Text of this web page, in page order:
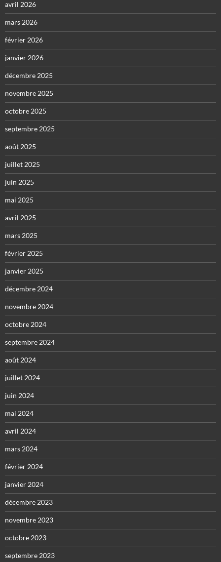
avril 2026
mars 2026
février 2026
janvier 2026
décembre 2025
novembre 2025
octobre 2025
septembre 2025
août 2025
juillet 2025
juin 2025
mai 2025
avril 2025
mars 2025
février 2025
janvier 2025
décembre 2024
novembre 2024
octobre 2024
septembre 2024
août 2024
juillet 2024
juin 2024
mai 2024
avril 2024
mars 2024
février 2024
janvier 2024
décembre 2023
novembre 2023
octobre 2023
septembre 2023